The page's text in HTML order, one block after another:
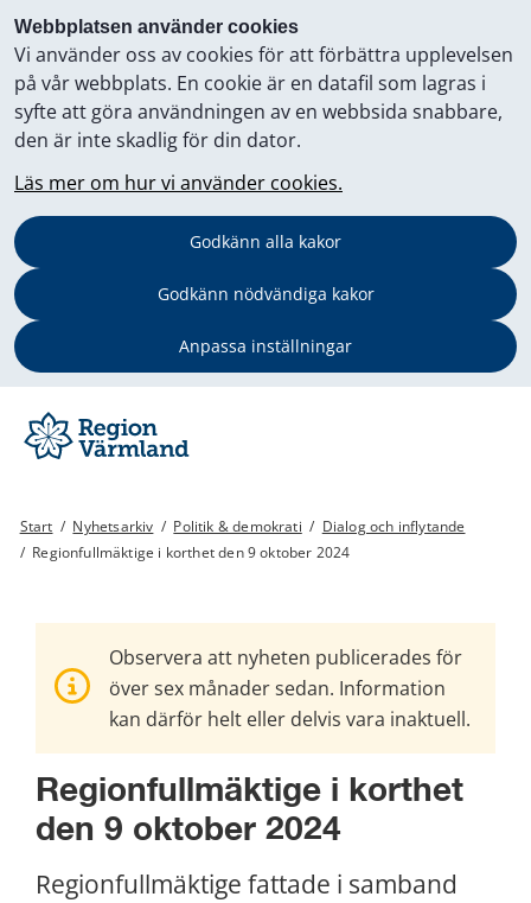
Webbplatsen använder cookies
Vi använder oss av cookies för att förbättra upplevelsen
på vår webbplats. En cookie är en datafil som lagras i
syfte att göra användningen av en webbsida snabbare,
den är inte skadlig för din dator.
Läs mer om hur vi använder cookies.
Godkänn alla kakor
Godkänn nödvändiga kakor
Anpassa inställningar
Start / Nyhetsarkiv / Politik & demokrati / Dialog och inflytande
/ Regionfullmäktige i korthet den 9 oktober 2024
Observera att nyheten publicerades för
över sex månader sedan. Information
kan därför helt eller delvis vara inaktuell.
Regionfullmäktige i korthet
den 9 oktober 2024
Regionfullmäktige fattade i samband